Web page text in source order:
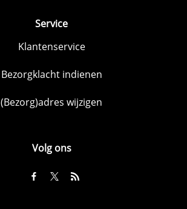
Service
Klantenservice
Bezorgklacht indienen
(Bezorg)adres wijzigen
Volg ons